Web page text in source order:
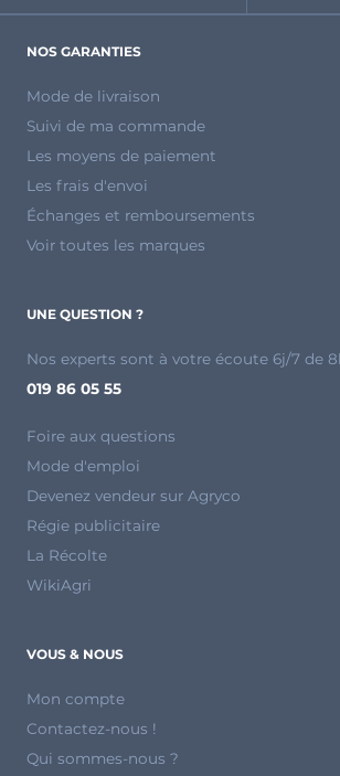
NOS GARANTIES
Mode de livraison
Suivi de ma commande
Les moyens de paiement
Les frais d'envoi
Échanges et remboursements
Voir toutes les marques
UNE QUESTION ?
Nos experts sont à votre écoute 6j/7 de
019 86 05 55
Foire aux questions
Mode d'emploi
Devenez vendeur sur Agryco
Régie publicitaire
La Récolte
WikiAgri
VOUS & NOUS
Mon compte
Contactez-nous !
Qui sommes-nous ?